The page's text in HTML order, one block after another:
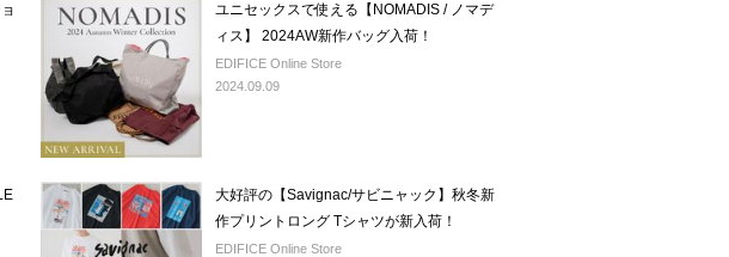
ユニセックスで使える【NOMADIS / ノマデ
ィス】 2024AW新作バッグ入荷！
EDIFICE Online Store
2024.09.09
大好評の【Savignac/サビニャック】秋冬新
作プリントロング Tシャツが新入荷！
EDIFICE Online Store